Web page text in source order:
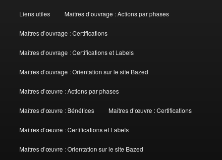
Liens utiles Maîtres d’ouvrage : Actions par phases
Maîtres d’ouvrage : Certifications
Maitres d’ouvrage : Certifications et Labels
Maîtres d’ouvrage : Orientation sur le site Bazed
Maîtres d’œuvre : Actions par phases
Maîtres d’œuvre : Bénéfices Maîtres d’œuvre : Certifications
Maitres d’œuvre : Certifications et Labels
Maîtres d’œuvre : Orientation sur le site Bazed